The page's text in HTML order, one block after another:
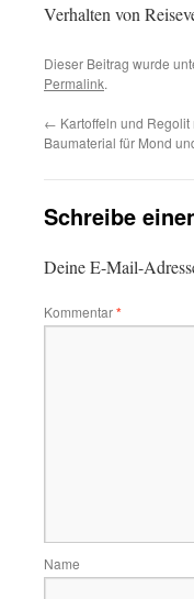
Verhalten von
Dieser Beitrag wurde
Permalink.
← Kartoffeln und
Baumaterial für Mond
Schreibe
Deine E-Mail-
Kommentar*
Name